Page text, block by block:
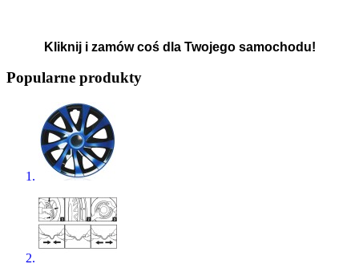
Kliknij i zamów coś dla Twojego samochodu!
Popularne produkty